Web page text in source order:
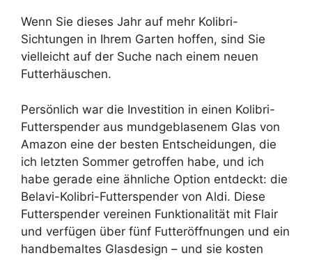
Wenn Sie dieses Jahr auf mehr Kolibri-
Sichtungen in Ihrem Garten hoffen, sind Sie
vielleicht auf der Suche nach einem neuen
Futterhäuschen.
Persönlich war die Investition in einen Kolibri-
Futterspender aus mundgeblasenem Glas von
Amazon eine der besten Entscheidungen, die
ich letzten Sommer getroffen habe, und ich
habe gerade eine ähnliche Option entdeckt: die
Belavi-Kolibri-Futterspender von Aldi. Diese
Futterspender vereinen Funktionalität mit Flair
und verfügen über fünf Futteröffnungen und ein
handbemaltes Glasdesign – und sie kosten